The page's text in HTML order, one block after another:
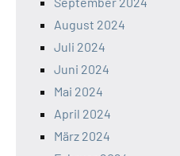
August 2024
Juli 2024
Juni 2024
Mai 2024
April 2024
März 2024